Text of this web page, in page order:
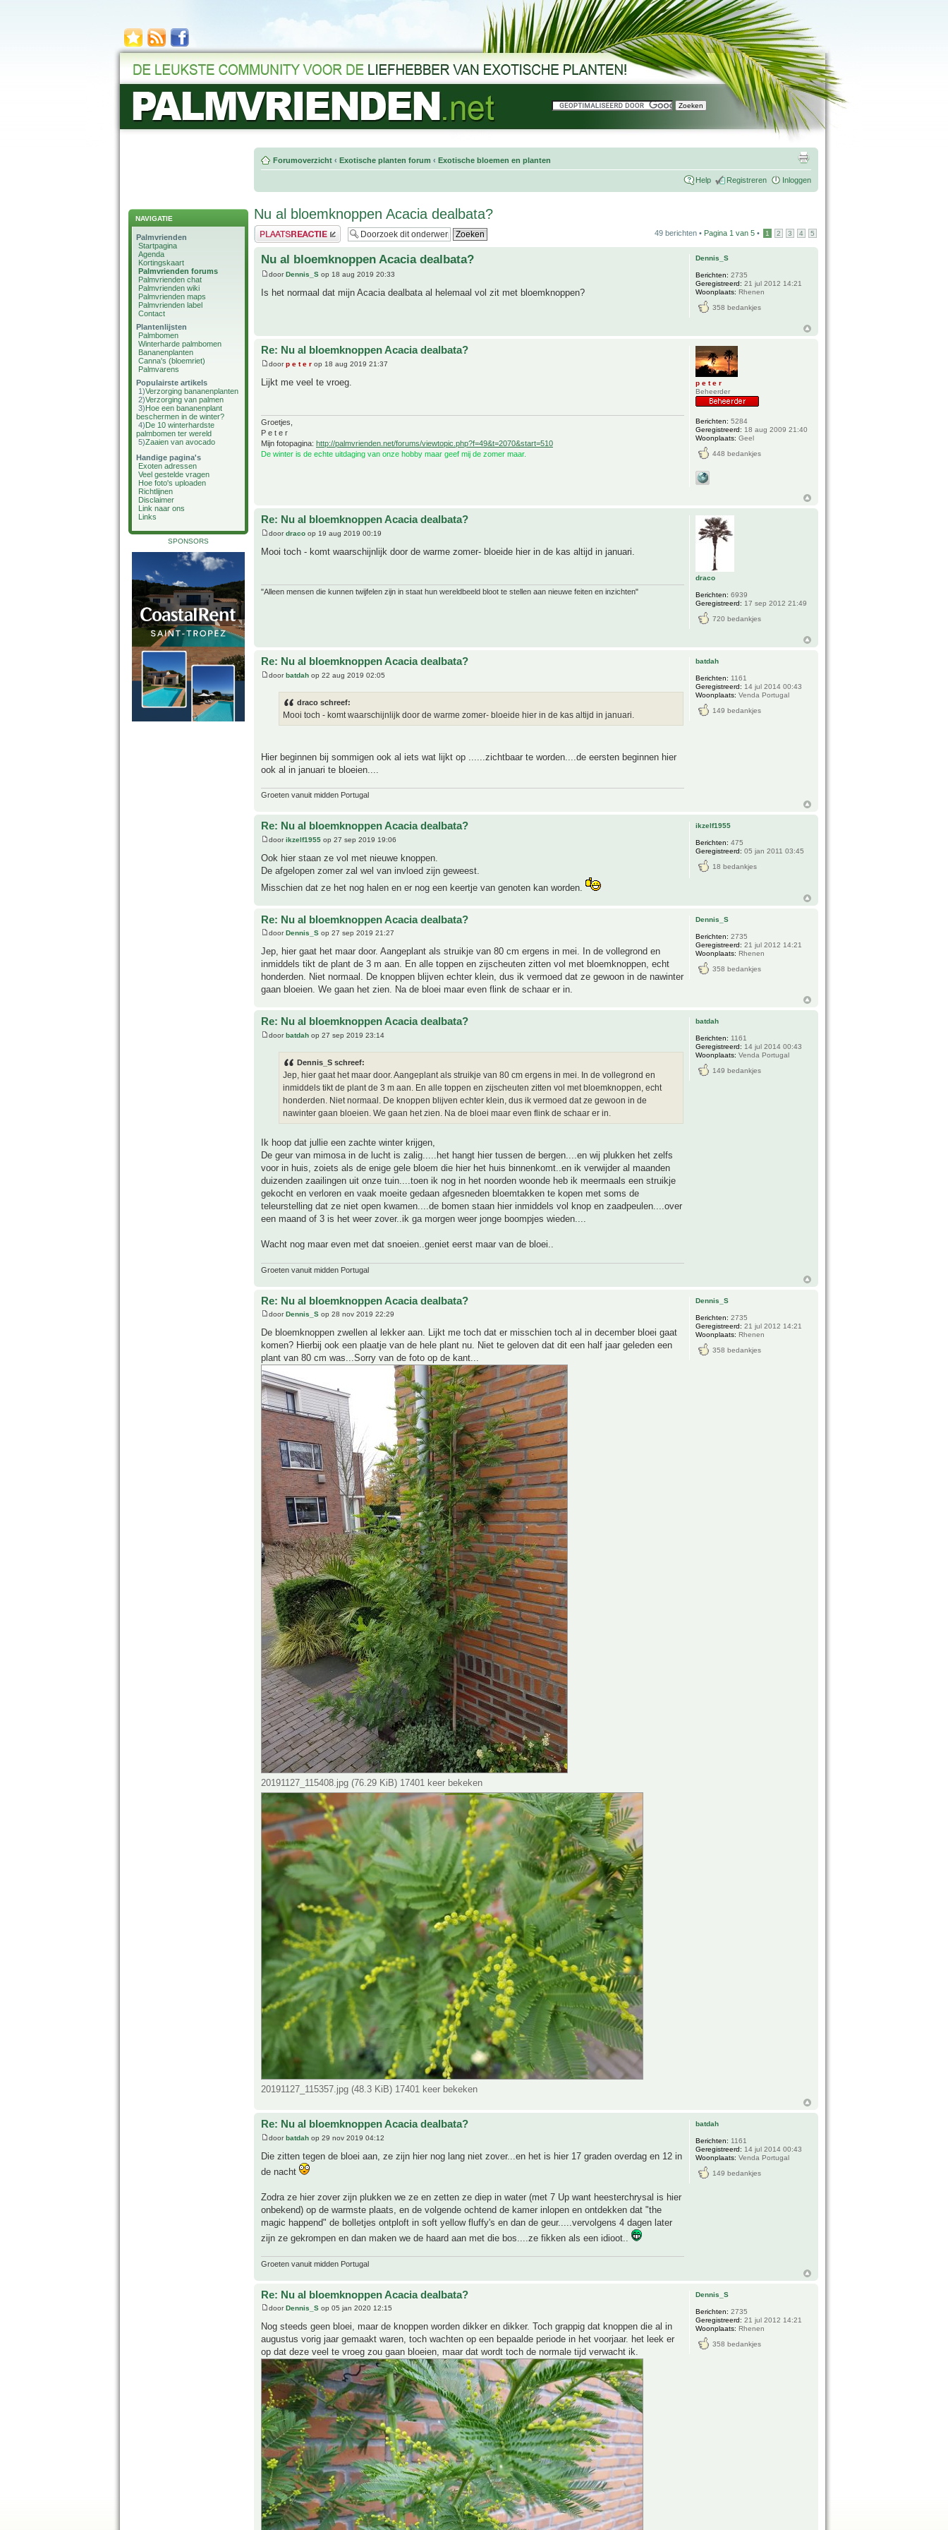
NAVIGATIE
Palmvrienden
Startpagina
Agenda
Kortingskaart
Palmvrienden forums
Palmvrienden chat
Palmvrienden wiki
Palmvrienden maps
Palmvrienden label
Contact
Plantenlijsten
Palmbomen
Winterharde palmbomen
Bananenplanten
Canna's (bloemriet)
Palmvarens
Populairste artikels
1)Verzorging bananenplanten
2)Verzorging van palmen
3)Hoe een bananenplant
beschermen in de winter?
4)De 10 winterhardste
palmbomen ter wereld
5)Zaaien van avocado
Handige pagina's
Exoten adressen
Veel gestelde vragen
Hoe foto's uploaden
Richtlijnen
Disclaimer
Link naar ons
Links
SPONSORS
Forumoverzicht ‹ Exotische planten forum ‹ Exotische bloemen en planten
Help Registreren Inloggen
Nu al bloemknoppen Acacia dealbata?
Plaats een reactie 49 berichten • Pagina 1 van 5 • 1 2 3 4 5
Nu al bloemknoppen Acacia dealbata?
doorDennis_S op 18 aug 2019 20:33
Is het normaal dat mijn Acacia dealbata al helemaal vol zit met bloemknoppen?
Dennis_S
Berichten: 2735
Geregistreerd: 21 jul 2012 14:21
Woonplaats: Rhenen
358 bedankjes
Re: Nu al bloemknoppen Acacia dealbata?
doorp e t e r op 18 aug 2019 21:37
Lijkt me veel te vroeg.
Groetjes,
P e t e r
Mijn fotopagina: http://palmvrienden.net/forums/viewtopic.php?f=49&t=2070&start=510
De winter is de echte uitdaging van onze hobby maar geef mij de zomer maar.
p e t e r
Beheerder
Berichten: 5284
Geregistreerd: 18 aug 2009 21:40
Woonplaats: Geel
448 bedankjes
Re: Nu al bloemknoppen Acacia dealbata?
doordraco op 19 aug 2019 00:19
Mooi toch - komt waarschijnlijk door de warme zomer- bloeide hier in de kas altijd in januari.
"Alleen mensen die kunnen twijfelen zijn in staat hun wereldbeeld bloot te stellen aan nieuwe feiten en inzichten"
draco
Berichten: 6939
Geregistreerd: 17 sep 2012 21:49
720 bedankjes
Re: Nu al bloemknoppen Acacia dealbata?
doorbatdah op 22 aug 2019 02:05
draco schreef:
Mooi toch - komt waarschijnlijk door de warme zomer- bloeide hier in de kas altijd in januari.
Hier beginnen bij sommigen ook al iets wat lijkt op ......zichtbaar te worden....de eersten beginnen hier
ook al in januari te bloeien....
Groeten vanuit midden Portugal
batdah
Berichten: 1161
Geregistreerd: 14 jul 2014 00:43
Woonplaats: Venda Portugal
149 bedankjes
Re: Nu al bloemknoppen Acacia dealbata?
doorikzelf1955 op 27 sep 2019 19:06
Ook hier staan ze vol met nieuwe knoppen.
De afgelopen zomer zal wel van invloed zijn geweest.
Misschien dat ze het nog halen en er nog een keertje van genoten kan worden.
ikzelf1955
Berichten: 475
Geregistreerd: 05 jan 2011 03:45
18 bedankjes
Re: Nu al bloemknoppen Acacia dealbata?
door Dennis_S op 27 sep 2019 21:27
Jep, hier gaat het maar door. Aangeplant als struikje van 80 cm ergens in mei. In de vollegrond en
inmiddels tikt de plant de 3 m aan. En alle toppen en zijscheuten zitten vol met bloemknoppen, echt
honderden. Niet normaal. De knoppen blijven echter klein, dus ik vermoed dat ze gewoon in de nawinter
gaan bloeien. We gaan het zien. Na de bloei maar even flink de schaar er in.
Dennis_S
Berichten: 2735
Geregistreerd: 21 jul 2012 14:21
Woonplaats: Rhenen
358 bedankjes
Re: Nu al bloemknoppen Acacia dealbata?
doorbatdah op 27 sep 2019 23:14
Dennis_S schreef:
Jep, hier gaat het maar door. Aangeplant als struikje van 80 cm ergens in mei. In de vollegrond en
inmiddels tikt de plant de 3 m aan. En alle toppen en zijscheuten zitten vol met bloemknoppen, echt
honderden. Niet normaal. De knoppen blijven echter klein, dus ik vermoed dat ze gewoon in de
nawinter gaan bloeien. We gaan het zien. Na de bloei maar even flink de schaar er in.
Ik hoop dat jullie een zachte winter krijgen,
De geur van mimosa in de lucht is zalig.....het hangt hier tussen de bergen....en wij plukken het zelfs
voor in huis, zoiets als de enige gele bloem die hier het huis binnenkomt..en ik verwijder al maanden
duizenden zaailingen uit onze tuin....toen ik nog in het noorden woonde heb ik meermaals een struikje
gekocht en verloren en vaak moeite gedaan afgesneden bloemtakken te kopen met soms de
teleurstelling dat ze niet open kwamen....de bomen staan hier inmiddels vol knop en zaadpeulen....over
een maand of 3 is het weer zover..ik ga morgen weer jonge boompjes wieden....
Wacht nog maar even met dat snoeien..geniet eerst maar van de bloei..
Groeten vanuit midden Portugal
batdah
Berichten: 1161
Geregistreerd: 14 jul 2014 00:43
Woonplaats: Venda Portugal
149 bedankjes
Re: Nu al bloemknoppen Acacia dealbata?
doorDennis_S op 28 nov 2019 22:29
De bloemknoppen zwellen al lekker aan. Lijkt me toch dat er misschien toch al in december bloei gaat
komen? Hierbij ook een plaatje van de hele plant nu. Niet te geloven dat dit een half jaar geleden een
plant van 80 cm was...Sorry van de foto op de kant...
20191127_115408.jpg (76.29 KiB) 17401 keer bekeken
20191127_115357.jpg (48.3 KiB) 17401 keer bekeken
Dennis_S
Berichten: 2735
Geregistreerd: 21 jul 2012 14:21
Woonplaats: Rhenen
358 bedankjes
Re: Nu al bloemknoppen Acacia dealbata?
doorbatdah op 29 nov 2019 04:12
Die zitten tegen de bloei aan, ze zijn hier nog lang niet zover...en het is hier 17 graden overdag en 12 in
de nacht
Zodra ze hier zover zijn plukken we ze en zetten ze diep in water (met 7 Up want heesterchrysal is hier
onbekend) op de warmste plaats, en de volgende ochtend de kamer inlopen en ontdekken dat "the
magic happend" de bolletjes ontploft in soft yellow fluffy's en dan de geur.....vervolgens 4 dagen later
zijn ze gekrompen en dan maken we de haard aan met die bos....ze fikken als een idioot..
Groeten vanuit midden Portugal
batdah
Berichten: 1161
Geregistreerd: 14 jul 2014 00:43
Woonplaats: Venda Portugal
149 bedankjes
Re: Nu al bloemknoppen Acacia dealbata?
doorDennis_S op 05 jan 2020 12:15
Nog steeds geen bloei, maar de knoppen worden dikker en dikker. Toch grappig dat knoppen die al in
augustus vorig jaar gemaakt waren, toch wachten op een bepaalde periode in het voorjaar. het leek er
op dat deze veel te vroeg zou gaan bloeien, maar dat wordt toch de normale tijd verwacht ik.
Dennis_S
Berichten: 2735
Geregistreerd: 21 jul 2012 14:21
Woonplaats: Rhenen
358 bedankjes